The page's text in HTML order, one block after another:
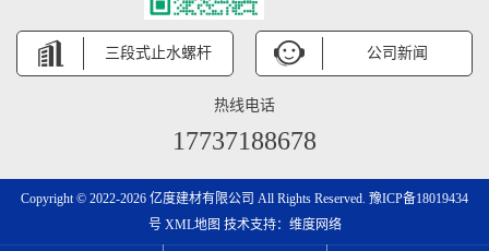
三段式止水螺杆 公司新闻
热线电话
17737188678
Copyright © 2022-2026 亿度建材有限公司 All Rights Reserved. 豫ICP备18019434
号 XML地图 技术支持： 维度网络